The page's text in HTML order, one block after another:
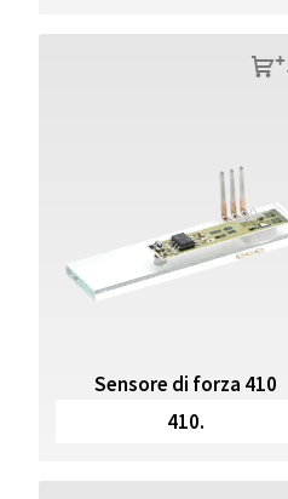
s
Sensore di forza 410
410.